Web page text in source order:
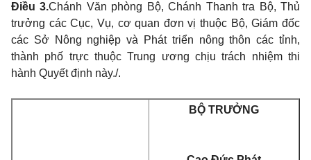
Điều 3.Chánh Văn phòng Bộ, Chánh Thanh tra Bộ, Thủ
trưởng các Cục, Vụ, cơ quan đơn vị thuộc Bộ, Giám đốc
các Sở Nông nghiệp và Phát triển nông thôn các tỉnh,
thành phố trực thuộc Trung ương chịu trách nhiệm thi
hành Quyết định này./.
BỘ TRƯỞNG